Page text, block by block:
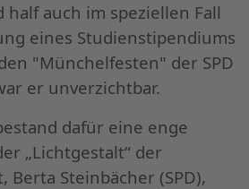
half auch im speziellen Fall
eines Studienstipendiums
"Münchelfesten" der SPD
er unverzichtbar.
dafür eine enge
„Lichtgestalt“ der
Steinbächer (SPD),